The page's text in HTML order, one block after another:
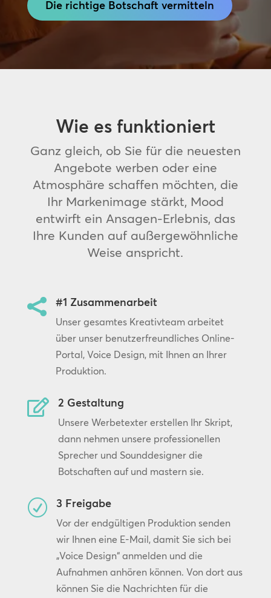
Die richtige Botschaft vermitteln
Wie es funktioniert
Ganz gleich, ob Sie für die neuesten
Angebote werben oder eine
Atmosphäre schaffen möchten, die
Ihr Markenimage stärkt, Mood
entwirft ein Ansagen-Erlebnis, das
Ihre Kunden auf außergewöhnliche
Weise anspricht.
 #1 Zusammenarbeit
Unser gesamtes Kreativteam arbeitet
über unser benutzerfreundliches Online-
Portal, Voice Design, mit Ihnen an Ihrer
Produktion.
 2 Gestaltung
Unsere Werbetexter erstellen Ihr Skript,
dann nehmen unsere professionellen
Sprecher und Sounddesigner die
Botschaften auf und mastern sie.
R 3 Freigabe
Vor der endgültigen Produktion senden
wir Ihnen eine E-Mail, damit Sie sich bei
„Voice Design“ anmelden und die
Aufnahmen anhören können. Von dort aus
können Sie die Nachrichten für die